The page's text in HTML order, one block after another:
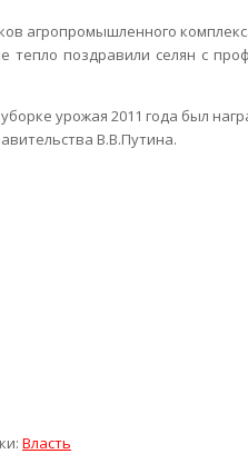
агропромышленного
поздравили селян с
урожая 2011 года был
В.В.Путина.
Власть